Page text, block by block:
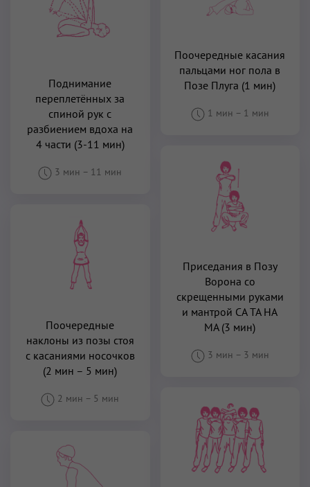
Поднимание
переплетённых за
спиной рук с
разбиением вдоха на
4 части (3-11 мин)
3 мин – 11 мин
Поочередные касания
пальцами ног пола в
Позе Плуга (1 мин)
1 мин – 1 мин
Поочередные
наклоны из позы стоя
с касаниями носочков
(2 мин – 5 мин)
2 мин – 5 мин
Приседания в Позу
Ворона со
скрещенными руками
и мантрой СА ТА НА
МА (3 мин)
3 мин – 3 мин